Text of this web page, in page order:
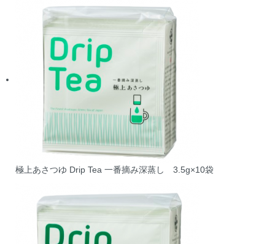
極上あさつゆ Drip Tea 一番摘み深蒸し 3.5g×10袋